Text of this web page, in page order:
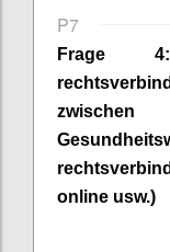
P7
Frage 4
online usw.)